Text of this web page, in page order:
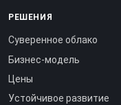
РЕШЕНИЯ
Суверенное облако
Бизнес-модель
Цены
Устойчивое развитие